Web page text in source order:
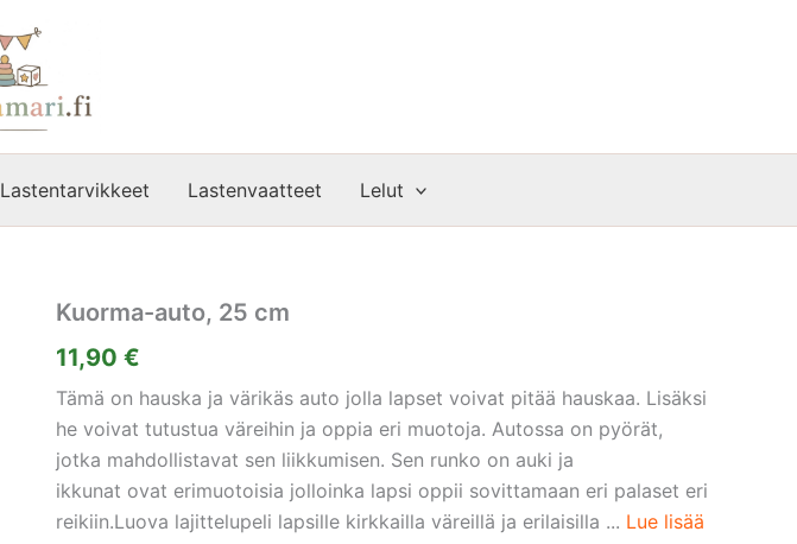
Lastentarvikkeet Lastenvaatteet Lelut
Kuorma-auto, 25 cm
11,90 €
Tämä on hauska ja värikäs auto jolla lapset voivat pitää hauskaa. Lisäksi
he voivat tutustua väreihin ja oppia eri muotoja. Autossa on pyörät,
jotka mahdollistavat sen liikkumisen. Sen runko on auki ja
ikkunat ovat erimuotoisia jolloinka lapsi oppii sovittamaan eri palaset eri
reikiin.Luova lajittelupeli lapsille kirkkailla väreillä ja erilaisilla ... Lue lisää